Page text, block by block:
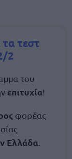
τεστ
2
του
επιτυχία!
φορέας
Ελλάδα